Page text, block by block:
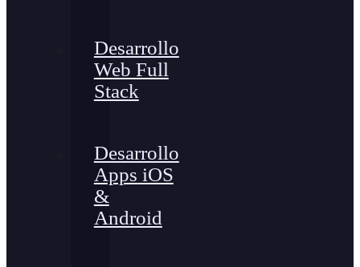
Desarrollo
Web Full
Stack
Desarrollo
Apps iOS
&
Android